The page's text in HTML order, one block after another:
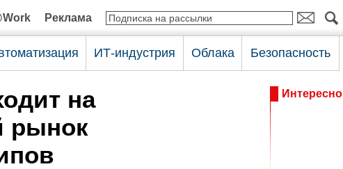
Реклама
ИТ-индустрия Облака Безопасность
на
рынок
Интересно